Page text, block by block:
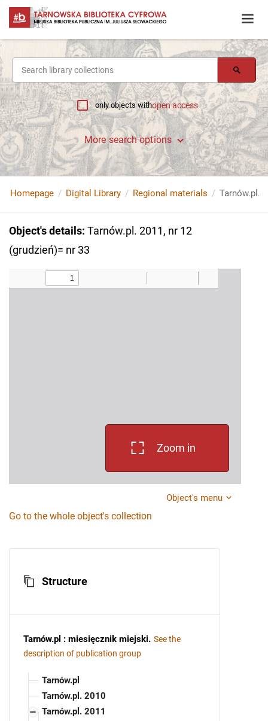
only objects withopen access
More search options
Homepage Digital Library Regional materials Tarnów.pl.
Object's details: Tarnów.pl. 2011, nr 12
(grudzień)= nr 33
Zoom in
Object's menu
Go to the whole object's collection
Structure
Tarnów.pl : miesięcznik miejski. See the
description of publication group
Tarnów.pl
Tarnów.pl. 2010
Tarnów.pl. 2011